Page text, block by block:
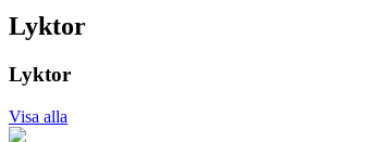
Lyktor
Lyktor
Visa alla